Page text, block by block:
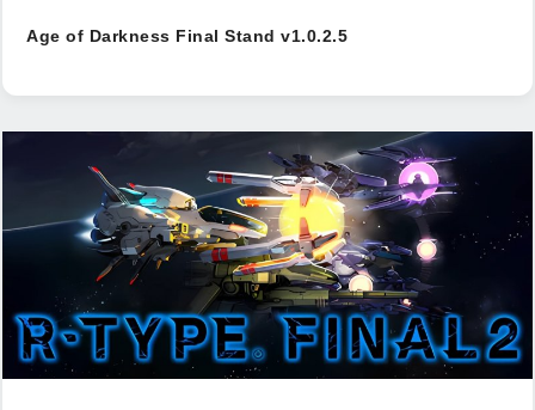
Age of Darkness Final Stand v1.0.2.5